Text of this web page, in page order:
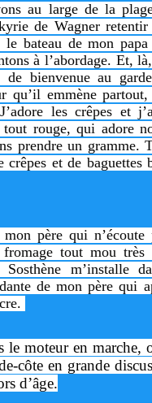
au large de la
de Wagner
le bateau de mon
à l’abordage. Et,
bienvenue au
qu’il emmènepartout,
les crêpes et
rouge, qui adore
prendre un gramme.
et de baguettes
mon père qui
tout mou
Sosthène m’installe
de mon père qui
moteur en marche,
côte en grande
d’âge.